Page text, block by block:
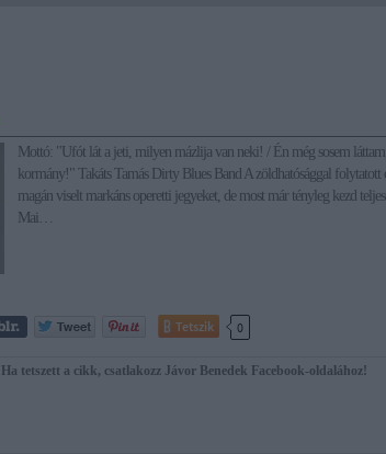
Mottó: "Ufót lát a jeti, milyen mázlija van neki! / Én még sosem
kormány!" Takáts Tamás Dirty Blues Band A zöldhatósággal folytatott
magán viselt markáns operetti jegyeket, de most már tényleg kezd
Mai…
Tetszik 0
Ha tetszett a cikk, csatlakozz Jávor Benedek Facebook-oldalához!